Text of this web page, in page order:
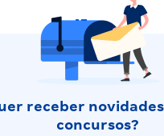
receber
concursos?